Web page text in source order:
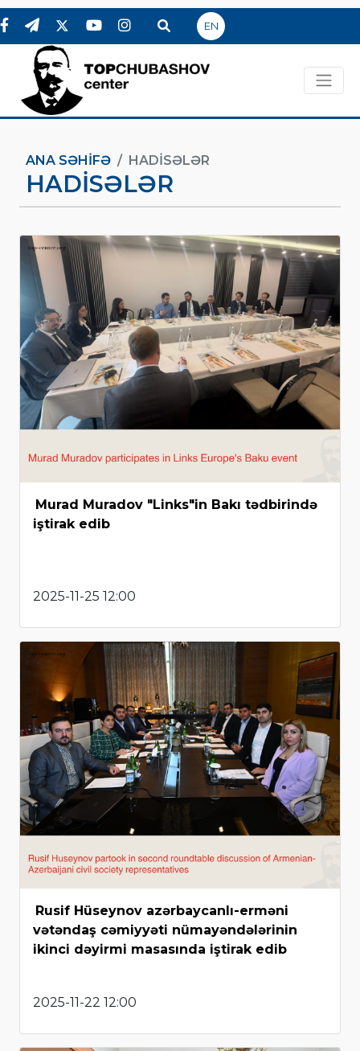
EN
ANA SƏHIFƏ HADİSƏLƏR
HADİSƏLƏR
Murad Muradov "Links"in Bakı tədbirində
iştirak edib
2025-11-25 12:00
Rusif Hüseynov azərbaycanlı-erməni
vətəndaş cəmiyyəti nümayəndələrinin
ikinci dəyirmi masasında iştirak edib
2025-11-22 12:00